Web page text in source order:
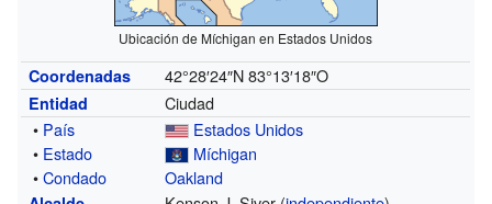
Ubicación de Míchigan en Estados Unidos
Coordenadas 42°28′24″N 83°13′18″O
Entidad
Ciudad
• País
Estados Unidos
• Estado
Míchigan
•Condado Oakland